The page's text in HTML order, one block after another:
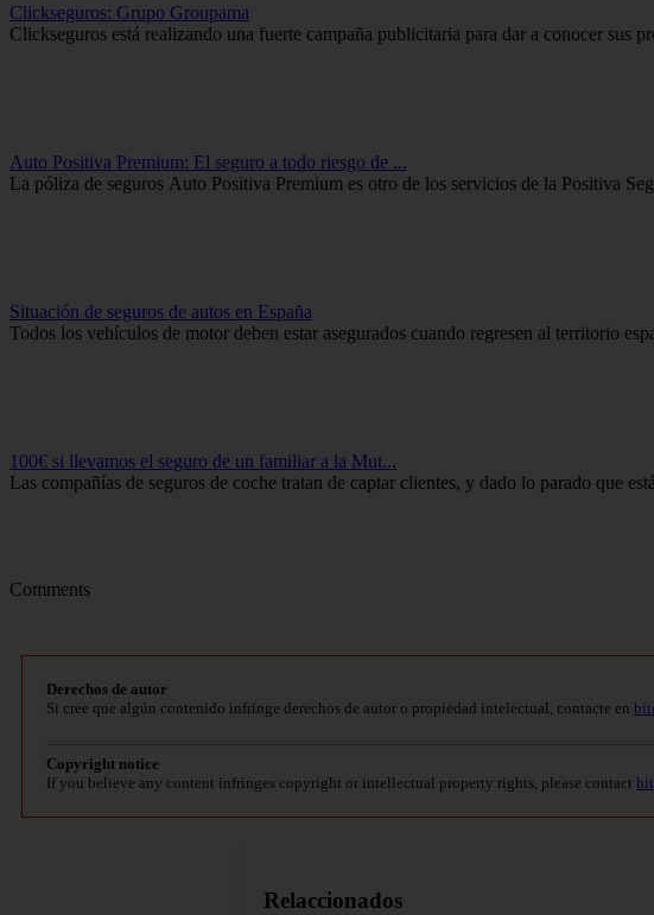
Clickseguros: Grupo Groupama
Clickseguros está realizando una fuerte campaña publicitaria para dar a conocer sus
Auto Positiva Premium: El seguro a todo riesgo de ...
La póliza de seguros Auto Positiva Premium es otro de los servicios de la Positiva
Situación de seguros de autos en España
Todos los vehículos de motor deben estar asegurados cuando regresen al territorio
100€ si llevamos el seguro de un familiar a la Mut...
Las compañías de seguros de coche tratan de captar clientes, y dado lo parado que
Comments
Derechos de autor
Si cree que algún contenido infringe derechos de autor o propiedad intelectual, contacte en
Copyright notice
If you believe any content infringes copyright or intellectual property rights, please contact
Relaccionados